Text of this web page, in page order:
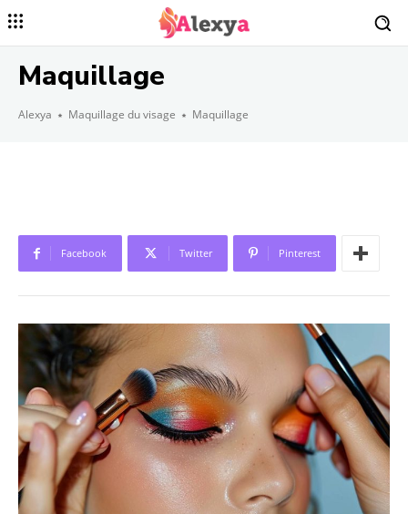
Maquillage
Alexya Maquillage du visage Maquillage
Facebook Twitter Pinterest